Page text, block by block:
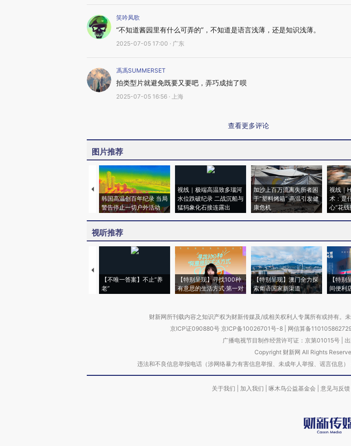
笑吟凤歌
“不知道酱园里有什么可弄的”，不知道是语言浅薄，还是知识浅薄。
2025-07-05 17:00 · 广东
馮馮SUMMERSET
拍类型片就避免既要又要吧，弄巧成拙了呗
2025-07-05 16:56 · 上海
查看更多评论
图片推荐
韩国高温创百年纪录 当局
警告停止一切户外活动
视线｜极端高温致多瑙河
水位跌破纪录 二战沉船与
猛犸象化石接连露出
加沙上百万流离失所者困
于“塑料烤箱” 高温引发健
康危机
视线｜
术：是
心“花钱
视听推荐
【不唯一答案】不止“养
老”
【特别呈现】寻找100种
有意思的生活方式·第一对
【特别呈现】澳门全力探
索葡语国家新渠道
【特别
间便利
财新网所刊载内容之知识产权为财新传媒及/或相关权利人专属所有或持有。
京ICP证090880号 京ICP备10026701号-8 网信算备
广播电视节目制作经营许可证：京第01015号|
Copyright 财新网 All Rights
违法和不良信息举报电话（涉网络暴力有害信息举报、未成年人举报、谣言信
关于我们 加入我们 啄木鸟公益基金会 意见与反馈